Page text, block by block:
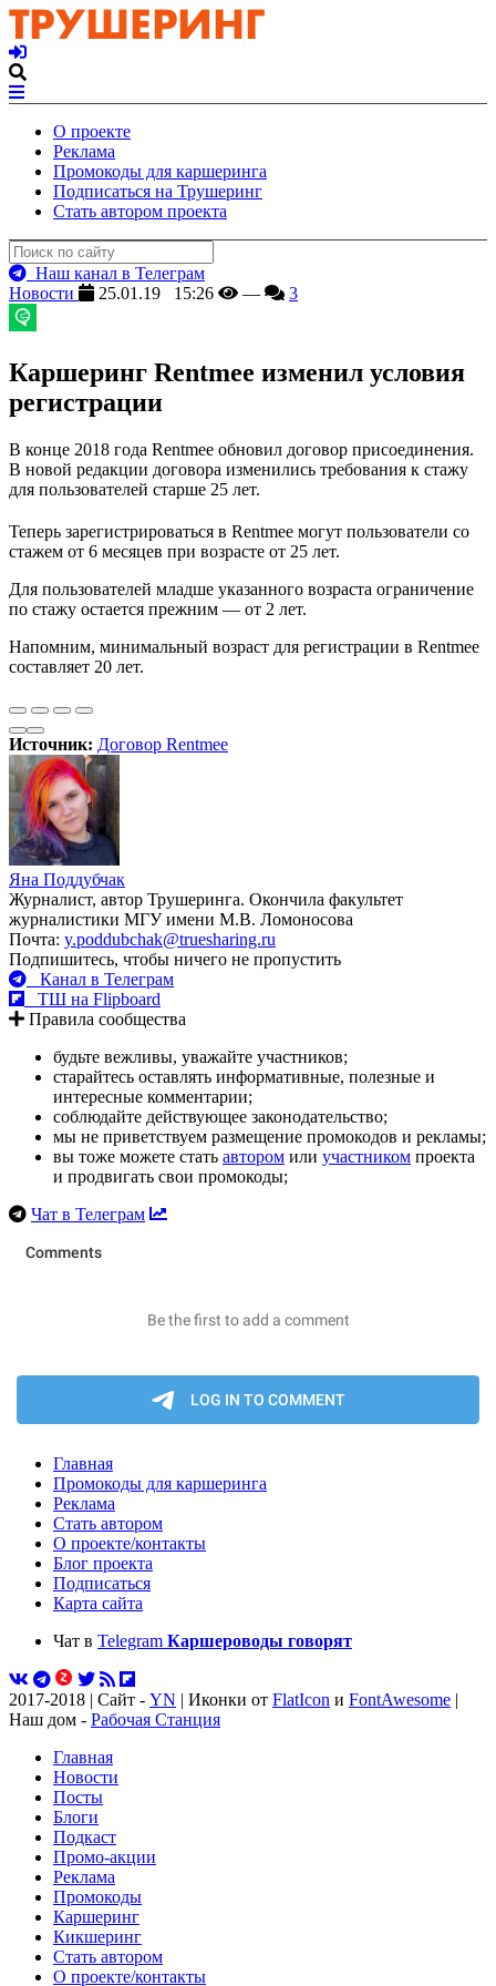
О проекте
Реклама
Промокоды для каршеринга
Подписаться на Трушеринг
Стать автором проекта
Наш канал в Телеграм
Новости
25.01.19 15:26 — 3
Каршеринг Rentmee изменил условия
регистрации
В конце 2018 года Rentmee обновил договор присоединения.
В новой редакции договора изменились требования к стажу
для пользователей старше 25 лет.
Теперь зарегистрироваться в Rentmee могут пользователи со
стажем от 6 месяцев при возрасте от 25 лет.
Для пользователей младше указанного возраста ограничение
по стажу остается прежним — от 2 лет.
Напомним, минимальный возраст для регистрации в Rentmee
составляет 20 лет.
Источник: Договор Rentmee
Яна Поддубчак
Журналист, автор Трушеринга. Окончила факультет
журналистики МГУ имени М.В. Ломоносова
Почта: y.poddubchak@truesharing.ru
Подпишитесь, чтобы ничего не пропустить
Канал в Телеграм
ТШ на Flipboard
Правила сообщества
будьте вежливы, уважайте участников;
старайтесь оставлять информативные, полезные и
интересные комментарии;
соблюдайте действующее законодательство;
мы не приветствуем размещение промокодов и рекламы;
вы тоже можете стать автором или участником проекта
и продвигать свои промокоды;
Чат в Телеграм
Главная
Промокоды для каршеринга
Реклама
Стать автором
О проекте/контакты
Блог проекта
Подписаться
Карта сайта
Чат в Telegram Каршероводы говорят
2017-2018 | Сайт - YN | Иконки от FlatIcon и FontAwesome |
Наш дом - Рабочая Станция
Главная
Новости
Посты
Блоги
Подкаст
Промо-акции
Реклама
Промокоды
Каршеринг
Кикшеринг
Стать автором
О проекте/контакты